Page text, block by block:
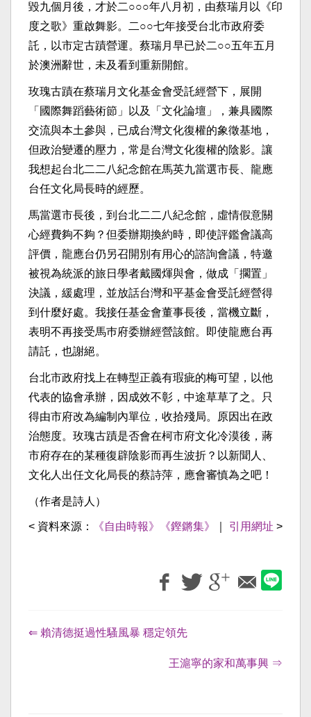
毀九個月後，才於二○○○年八月初，由蔡瑞月以《印
度之歌》重啟舞影。二○○七年接受台北市政府委
託，以市定古蹟營運。蔡瑞月早已於二○○五年五月
於澳洲辭世，未及看到重新開館。
玫瑰古蹟在蔡瑞月文化基金會受託經營下，展開
「國際舞蹈藝術節」以及「文化論壇」，兼具國際
交流與本土參與，已成台灣文化復權的象徵基地，
但政治變遷的壓力，常是台灣文化復權的陰影。讓
我想起台北二二八紀念館在馬英九當選市長、龍應
台任文化局長時的經歷。
馬當選市長後，到台北二二八紀念館，虛情假意關
心經費夠不夠？但委辦期換約時，即使評鑑會議高
評價，龍應台仍另召開別有用心的諮詢會議，特邀
被視為統派的旅日學者戴國煇與會，做成「擱置」
決議，緩處理，並放話台灣和平基金會受託經營得
到什麼好處。我接任基金會董事長後，當機立斷，
表明不再接受馬巿府委辦經營該館。即使龍應台再
請託，也謝絕。
台北市政府找上在轉型正義有瑕疵的梅可望，以他
代表的協會承辦，因成效不彰，中途草草了之。只
得由市府改為編制內單位，收拾殘局。原因出在政
治態度。玫瑰古蹟是否會在柯市府文化冷漠後，蔣
市府存在的某種復辟陰影而再生波折？以新聞人、
文化人出任文化局長的蔡詩萍，應會審慎為之吧！
（作者是詩人）
< 資料來源： 《自由時報》《鏗鏘集》 引用網址 >
⇐ 賴清德挺過性騷風暴 穩定領先
王滬寧的家和萬事興 ⇒